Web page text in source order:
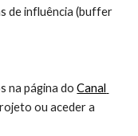
na página do Canal
ou aceder a